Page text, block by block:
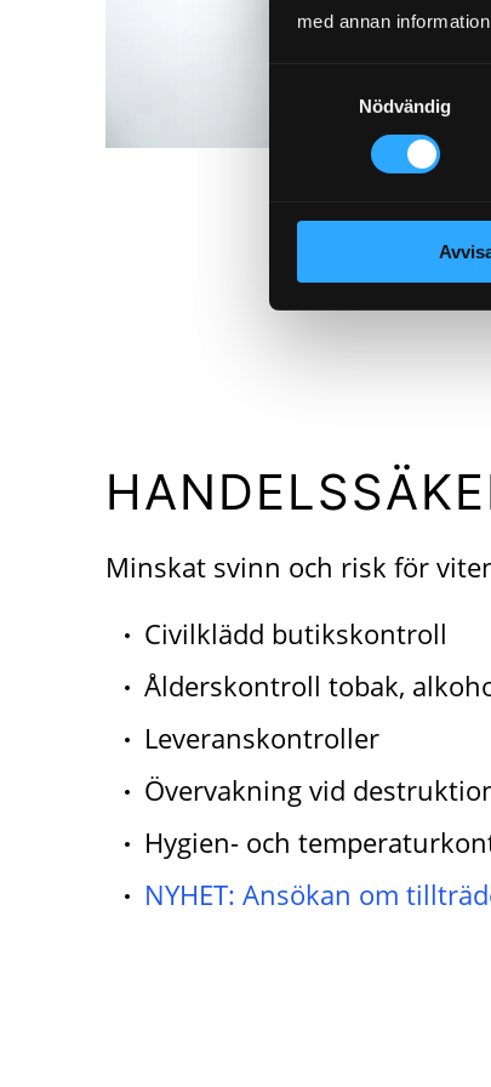
med annan
Nödvändig
Minskat svinn och risk för
Civilklädd butikskontroll
Ålderskontroll tobak,
Leveranskontroller
Övervakning vid
Hygien- och
NYHET: Ansökan om